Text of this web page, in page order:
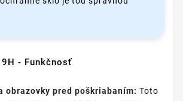
- Funkčnosť
obrazovky pred poškriabaním: Toto